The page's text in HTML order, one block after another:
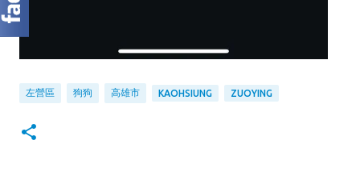
左營區 狗狗 高雄市 KAOHSIUNG ZUOYING